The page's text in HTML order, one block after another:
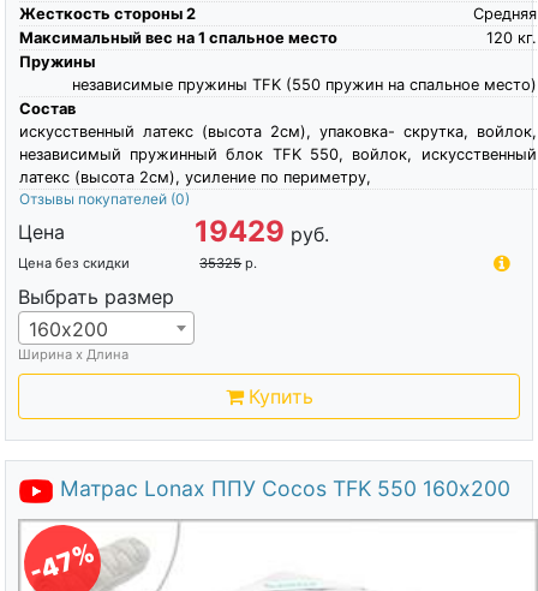
Жесткость стороны 2
Средняя
Максимальный вес на 1 спальное место
кг.
120
Пружины
независимые пружины TFK (550 пружин на спальное место)
Состав
искусственный латекс (высота 2см), упаковка- скрутка, войлок,
независимый пружинный блок TFK 550, войлок, искусственный
латекс (высота 2см), усиление по периметру,
Отзывы покупателей (0)
Цена 19429 руб.
Цена без скидки 35325 р.
Выбрать размер
160х200
Ширина х Длина
Купить
Матрас Lonax ППУ Cocos TFK 550 160х200
-47%